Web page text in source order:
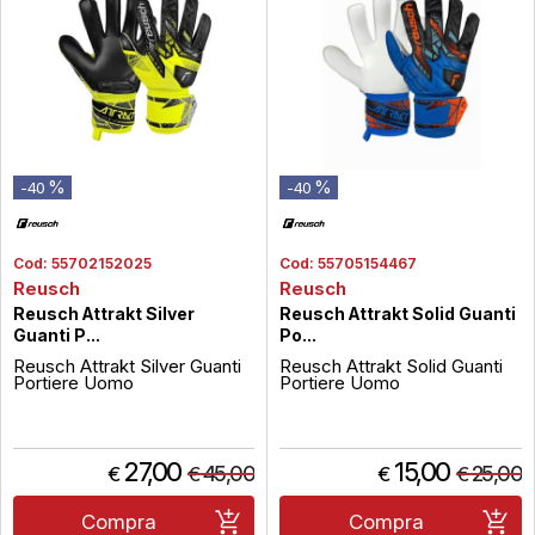
-40 %
Cod: 55702152025
Reusch
Reusch Attrakt Silver
Guanti P...
Reusch Attrakt Silver Guanti
Portiere Uomo
€ 27,00 €45,00
Compra
-40 %
Cod: 55705154467
Reusch
Reusch Attrakt Solid Guanti
Po...
Reusch Attrakt Solid Guanti
Portiere Uomo
€ 15,00 €25,00
Compra